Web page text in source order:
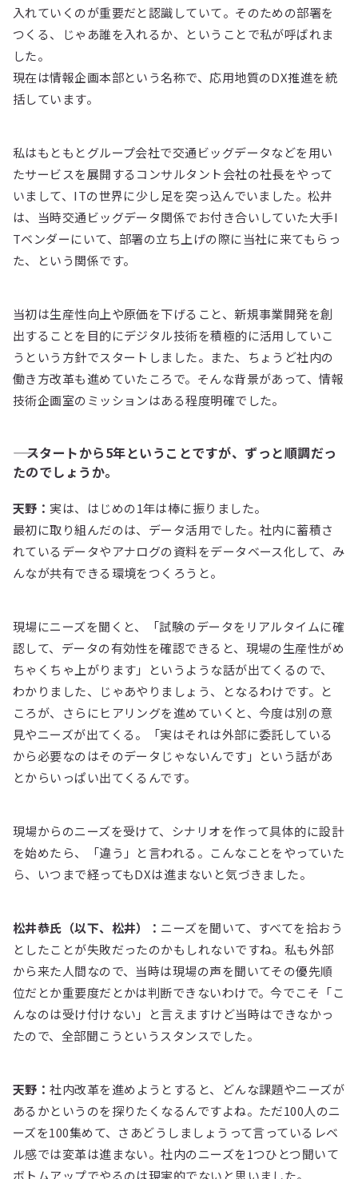
入れていくのが重要だと認識していて。そのための部署を
つくる、じゃあ誰を入れるか、ということで私が呼ばれま
した。
現在は情報企画本部という名称で、応用地質のDX推進を統
括しています。
私はもともとグループ会社で交通ビッグデータなどを用い
たサービスを展開するコンサルタント会社の社長をやって
いまして、ITの世界に少し足を突っ込んでいました。松井
は、当時交通ビッグデータ関係でお付き合いしていた大手I
Tベンダーにいて、部署の立ち上げの際に当社に来てもらっ
た、という関係です。
当初は生産性向上や原価を下げること、新規事業開発を創
出することを目的にデジタル技術を積極的に活用していこ
うという方針でスタートしました。また、ちょうど社内の
働き方改革も進めていたころで。そんな背景があって、情報
技術企画室のミッションはある程度明確でした。
―― スタートから5年ということですが、ずっと順調だっ
たのでしょうか。
天野： 実は、はじめの1年は棒に振りました。
最初に取り組んだのは、データ活用でした。社内に蓄積さ
れているデータやアナログの資料をデータベース化して、み
んなが共有できる環境をつくろうと。
現場にニーズを聞くと、「試験のデータをリアルタイムに確
認して、データの有効性を確認できると、現場の生産性がめ
ちゃくちゃ上がります」というような話が出てくるので、
わかりました、じゃあやりましょう、となるわけです。と
ころが、さらにヒアリングを進めていくと、今度は別の意
見やニーズが出てくる。「実はそれは外部に委託している
から必要なのはそのデータじゃないんです」という話があ
とからいっぱい出てくるんです。
現場からのニーズを受けて、シナリオを作って具体的に設計
を始めたら、「違う」と言われる。こんなことをやっていた
ら、いつまで経ってもDXは進まないと気づきました。
松井恭氏（以下、松井）： ニーズを聞いて、すべてを拾おう
としたことが失敗だったのかもしれないですね。私も外部
から来た人間なので、当時は現場の声を聞いてその優先順
位だとか重要度だとかは判断できないわけで。今でこそ「こ
んなのは受け付けない」と言えますけど当時はできなかっ
たので、全部聞こうというスタンスでした。
天野：社内改革を進めようとすると、どんな課題やニーズが
あるかというのを探りたくなるんですよね。ただ100人のニ
ーズを100集めて、さあどうしましょうって言っているレベ
ル感では変革は進まない。社内のニーズを1つひとつ聞いて
ボトムアップでやるのは現実的でないと思いました。